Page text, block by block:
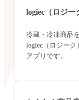
logiec（ロジー
冷蔵・冷凍商品
logiec（ロジー
アプリです。